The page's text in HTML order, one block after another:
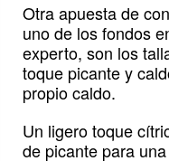
Otra apuesta de
uno de los fondos
experto, son los
toque picante y
propio caldo.
Un ligero toque
de picante para